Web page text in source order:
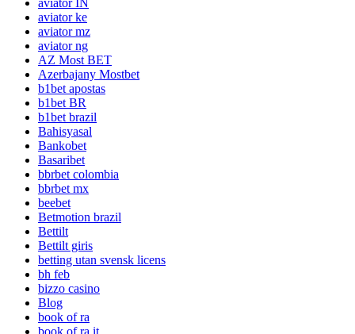
aviator IN
aviator ke
aviator mz
aviator ng
AZ Most BET
Azerbajany Mostbet
b1bet apostas
b1bet BR
b1bet brazil
Bahisyasal
Bankobet
Basaribet
bbrbet colombia
bbrbet mx
beebet
Betmotion brazil
Bettilt
Bettilt giris
betting utan svensk licens
bh feb
bizzo casino
Blog
book of ra
book of ra it